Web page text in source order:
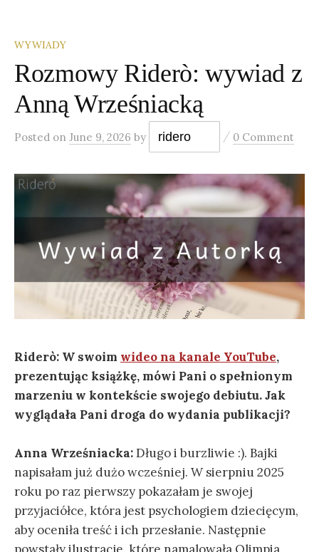
WYWIADY
Rozmowy Riderò: wywiad z
Anną Wrześniacką
Posted on June 9, 2026 by ridero / 0 Comment
Riderò: W swoim wideo na kanale YouTube,
prezentując książkę, mówi Pani o spełnionym
marzeniu w kontekście swojego debiutu. Jak
wyglądała Pani droga do wydania publikacji?
Anna Wrześniacka:Długo i burzliwie :). Bajki
napisałam już dużo wcześniej. W sierpniu 2025
roku po raz pierwszy pokazałam je swojej
przyjaciółce, która jest psychologiem dziecięcym,
aby oceniła treść i ich przesłanie. Następnie